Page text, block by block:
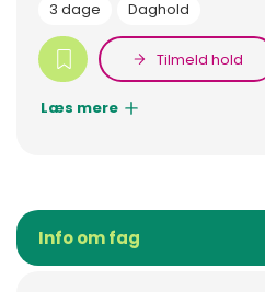
3 dage Daghold
Tilmeld hold
Læs mere
Info om fag